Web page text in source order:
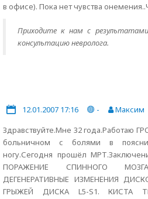
в офисе). Пока нет чувства
Приходите к нам с
консультацию невролога.
12.01.2007 17:16 -
Максим
Здравствуйте.Мне 32 года.Работаю
больничном с болями в
ногу.Сегодня прошёл
ПОРАЖЕHИЕ СПИHHОГО
ДЕГЕHЕРАТИВHЫЕ ИЗМЕHЕHИЯ
ГРЫЖЕЙ ДИСКА L5-S1. КИСТА